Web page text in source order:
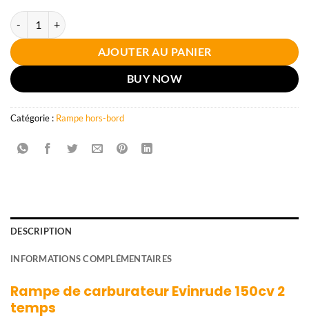
quantité de Rampe de carburateur Evinrude 150cv 2 temps
AJOUTER AU PANIER
BUY NOW
Catégorie : Rampe hors-bord
DESCRIPTION
INFORMATIONS COMPLÉMENTAIRES
Rampe de carburateur Evinrude 150cv 2
temps